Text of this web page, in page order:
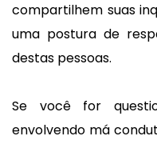
compartilhem suas
uma postura de
destas pessoas.
Se você for
envolvendo má